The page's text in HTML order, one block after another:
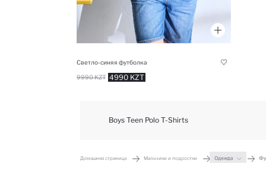
Светло-синяя футболка
4990 KZT
9990 KZT
Boys Teen Polo T-Shirts
Домашняя страница Мальчики и подростки Одежда